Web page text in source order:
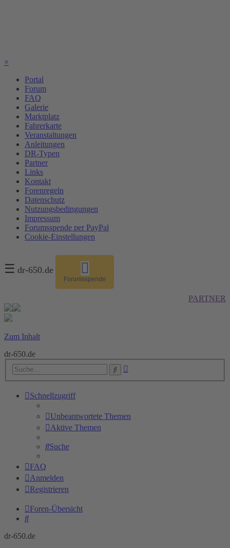
×
Portal
Forum
FAQ
Galerie
Marktplatz
Fahrerkarte
Veranstaltungen
Anleitungen
DR-Typen
Partner
Links
Kontakt
Forenregeln
Datenschutz
Nutzungsbedingungen
Impressum
Forumsspende per PayPal
Cookie-Einstellungen
☰ dr-650.de
Forumsspende
PARTNER
Zum Inhalt
dr-650.de
Suche
Schnellzugriff
Unbeantwortete Themen
Aktive Themen
Suche
FAQ
Anmelden
Registrieren
Foren-Übersicht
Suche
dr-650.de